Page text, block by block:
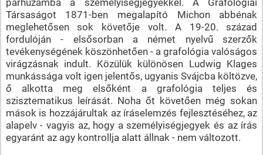
Társaságot 1871-ben megalapító Michon abbénak
meglehetősen sok követője volt. A 19-20. század
fordulóján - elsősorban a német nyelvű szerzők
tevékenységének köszönhetően - a grafológia valóságos
virágzásnak indult. Közülük különösen Ludwig Klages
munkássága volt igen jelentős, ugyanis Svájcba költözve,
ő alkotta meg elsőként a grafológia teljes és
szisztematikus leírását. Noha őt követően még sokan
mások is hozzájárultak az íráselemzés fejlesztéséhez, az
alapelv - vagyis az, hogy a személyiségjegyek és az írás
egyaránt az agy kontrollja alatt állnak - nem változott.